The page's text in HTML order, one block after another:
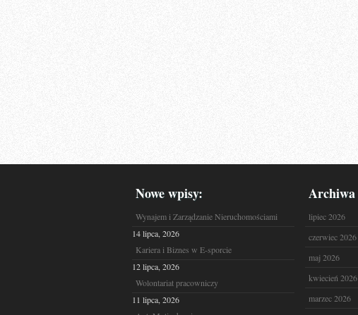
Nowe wpisy:
Wynajem i Zarządzanie Nieruchomościami
14 lipca, 2026
Kariera i Biznes w E-sporcie
12 lipca, 2026
Wolontariat pracowniczy
11 lipca, 2026
Archiwa
lipiec 2026
czerwiec 2026
maj 2026
kwiecień 2026
marzec 2026